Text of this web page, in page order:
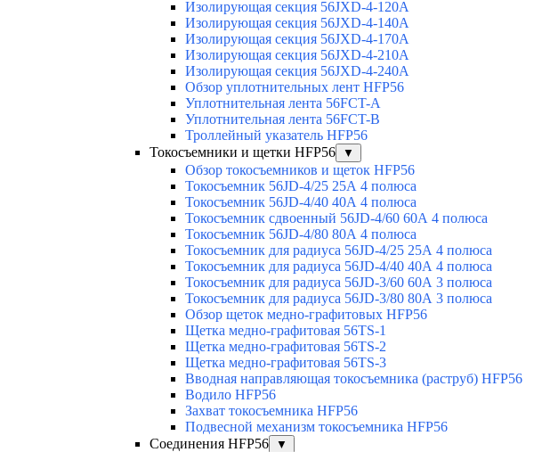
Изолирующая секция 56JXD-4-120A
Изолирующая секция 56JXD-4-140A
Изолирующая секция 56JXD-4-170A
Изолирующая секция 56JXD-4-210A
Изолирующая секция 56JXD-4-240A
Обзор уплотнительных лент HFP56
Уплотнительная лента 56FCT-A
Уплотнительная лента 56FCT-B
Троллейный указатель HFP56
Токосъемники и щетки HFP56
▼
Обзор токосъемников и щеток HFP56
Токосъемник 56JD-4/25 25А 4 полюса
Токосъемник 56JD-4/40 40А 4 полюса
Токосъемник сдвоенный 56JD-4/60 60А 4 полюса
Токосъемник 56JD-4/80 80А 4 полюса
Токосъемник для радиуса 56JD-4/25 25А 4 полюса
Токосъемник для радиуса 56JD-4/40 40А 4 полюса
Токосъемник для радиуса 56JD-3/60 60А 3 полюса
Токосъемник для радиуса 56JD-3/80 80А 3 полюса
Обзор щеток медно-графитовых HFP56
Щетка медно-графитовая 56TS-1
Щетка медно-графитовая 56TS-2
Щетка медно-графитовая 56TS-3
Вводная направляющая токосъемника (раструб) HFP56
Водило HFP56
Захват токосъемника HFP56
Подвесной механизм токосъемника HFP56
Соединения HFP56
▼